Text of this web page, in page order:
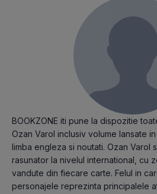
BOOKZONE iti pune la dispozitie
Ozan Varol inclusiv volume lansate
limba engleza si noutati. Ozan Varol
rasunator la nivelul international, cu
vandute din fiecare carte. Felul in
personajele reprezinta principalele